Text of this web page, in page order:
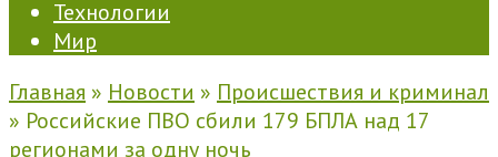
Технологии
Мир
Главная » Новости » Происшествия и криминал
» Российские ПВО сбили 179 БПЛА над 17
регионами за одну ночь